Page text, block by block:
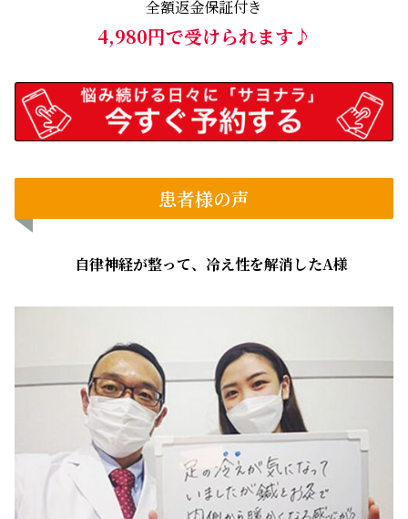
全額返金保証付き
4,980円で受けられます♪
患者様の声
自律神経が整って、冷え性を解消したA様